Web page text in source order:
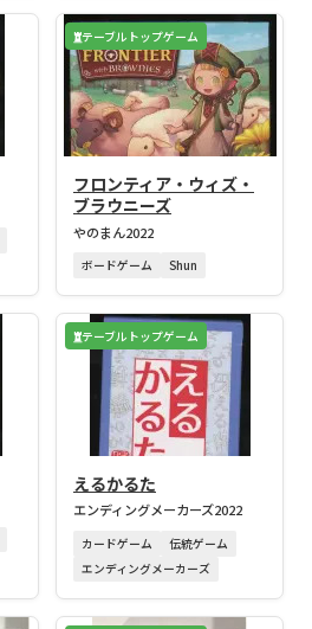
テーブルトップゲーム
フロンティア・ウィズ・
ブラウニーズ
やのまん2022
ボードゲーム Shun
テーブルトップゲーム
えるかるた
エンディングメーカーズ2022
カードゲーム
伝統ゲーム
エンディングメーカーズ